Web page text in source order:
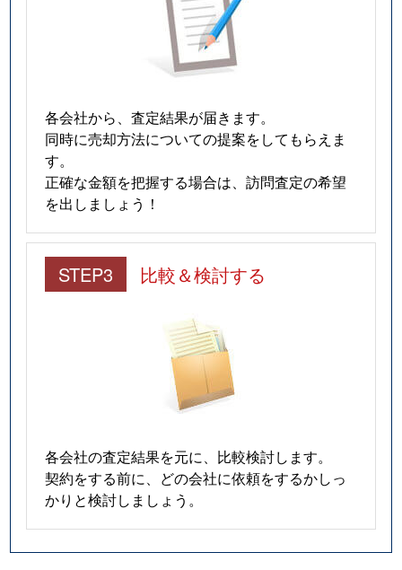
各会社から、査定結果が届きます。
同時に売却方法についての提案をしてもらえま
す。
正確な金額を把握する場合は、訪問査定の希望
を出しましょう！
STEP3 比較＆検討する
各会社の査定結果を元に、比較検討します。
契約をする前に、どの会社に依頼をするかしっ
かりと検討しましょう。